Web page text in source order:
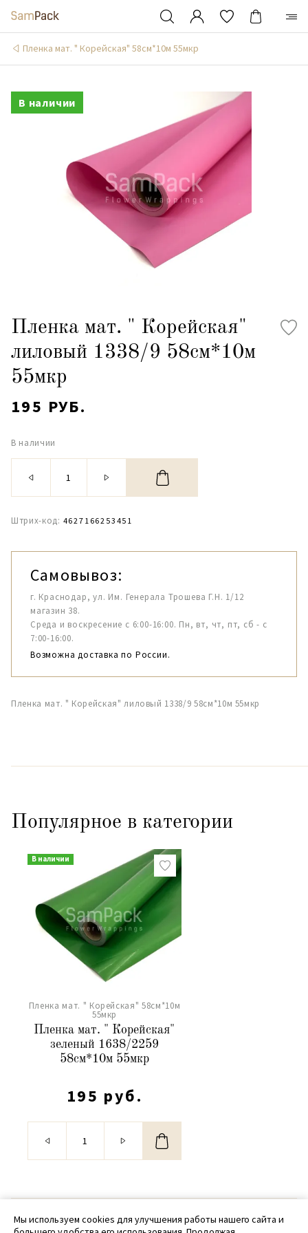
Пленка мат. " Корейская" 58см*10м 55мкр
В наличии
Пленка мат. " Корейская"
лиловый 1338/9 58см*10м
55мкр
195 РУБ.
В наличии
Штрих-код: 4627166253451
Самовывоз:
г. Краснодар, ул. Им. Генерала Трошева Г.Н. 1/12
магазин 38.
Среда и воскресение с 6:00-16:00. Пн, вт, чт, пт, сб - с
7:00-16:00.
Возможна доставка по России.
Пленка мат. " Корейская" лиловый 1338/9 58см*10м 55мкр
Популярное в категории
В наличии
Пленка мат. " Корейская" 58см*10м
55мкр
Пленка мат. " Корейская"
зеленый 1638/2259
58см*10м 55мкр
195 руб.
© 2020 - 2026 SamPack
Мы используем cookies для улучшения работы нашего сайта и